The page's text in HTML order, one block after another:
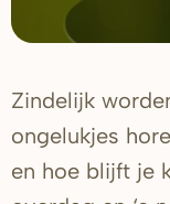
Zindelijk
ongelukjes
en hoe blijft je